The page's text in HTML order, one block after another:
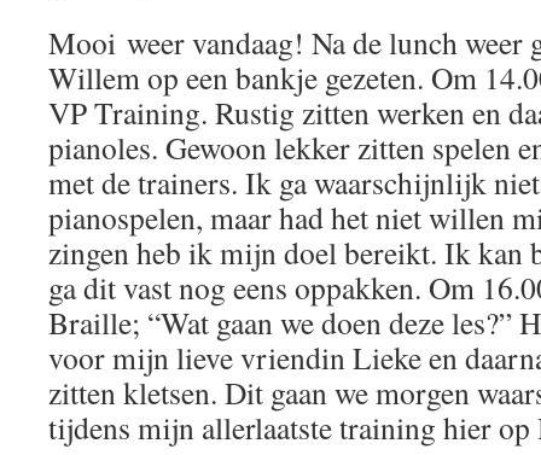
Mooi weer vandaag! Na de lunch weer
Willem op een bankje gezeten. Om
VP Training. Rustig zitten werken en
pianoles. Gewoon lekker zitten spelen
met de trainers. Ik ga waarschijnlijk
pianospelen, maar had het niet willen
zingen heb ik mijn doel bereikt. Ik kan
ga dit vast nog eens oppakken. Om
Braille; “Wat gaan we doen deze les?”
voor mijn lieve vriendin Lieke en
zitten kletsen. Dit gaan we morgen
tijdens mijn allerlaatste training hier